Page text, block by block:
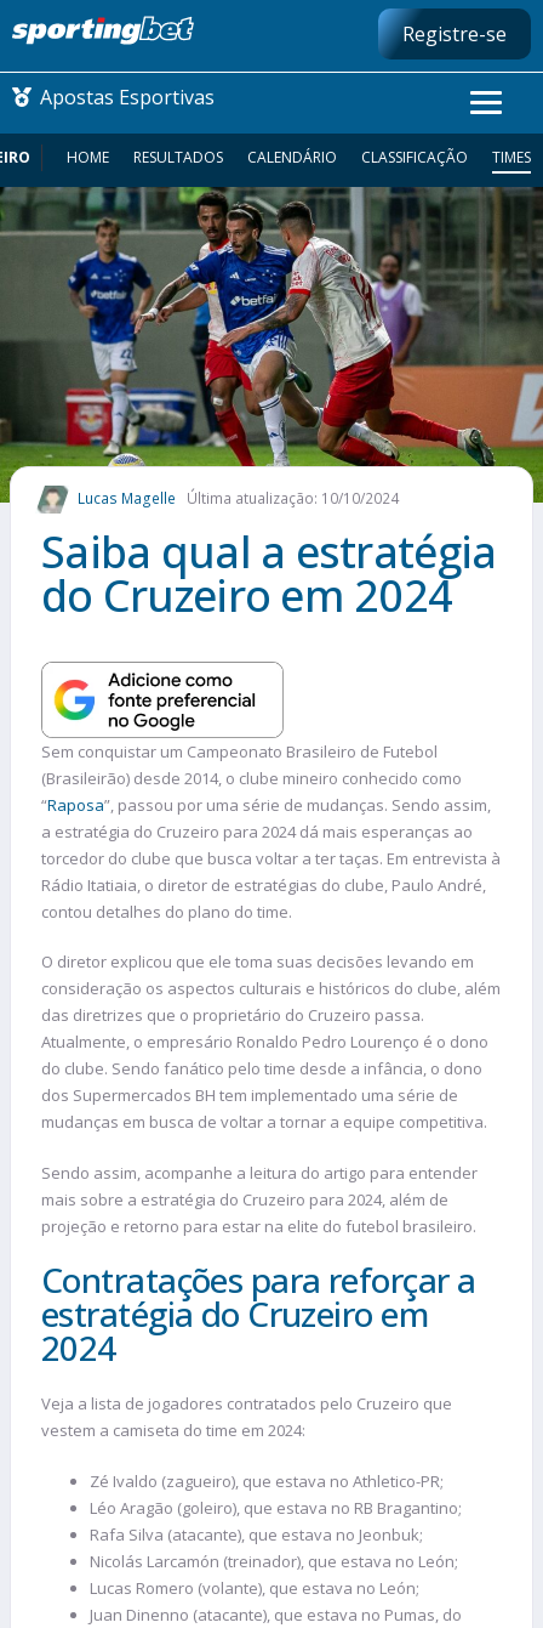
Registre-se
Apostas Esportivas
CONMEBOL LIBERTADORES
FUTEBOL NACIONAL
FUTEBOL INTERNACIONAL
COMO APOSTAR
MAIS ESPORTES
HOME RESULTADOS CALENDÁRIO CLASSIFICAÇÃO TIMES
Lucas Magelle Última atualização: 10/10/2024
Saiba qual a estratégia
do Cruzeiro em 2024
Sem conquistar um Campeonato Brasileiro de Futebol
(Brasileirão) desde 2014, o clube mineiro conhecido como
“Raposa”, passou por uma série de mudanças. Sendo assim,
a estratégia do Cruzeiro para 2024 dá mais esperanças ao
torcedor do clube que busca voltar a ter taças. Em entrevista à
Rádio Itatiaia, o diretor de estratégias do clube, Paulo André,
contou detalhes do plano do time.
O diretor explicou que ele toma suas decisões levando em
consideração os aspectos culturais e históricos do clube, além
das diretrizes que o proprietário do Cruzeiro passa.
Atualmente, o empresário Ronaldo Pedro Lourenço é o dono
do clube. Sendo fanático pelo time desde a infância, o dono
dos Supermercados BH tem implementado uma série de
mudanças em busca de voltar a tornar a equipe competitiva.
Sendo assim, acompanhe a leitura do artigo para entender
mais sobre a estratégia do Cruzeiro para 2024, além de
projeção e retorno para estar na elite do futebol brasileiro.
Contratações para reforçar a
estratégia do Cruzeiro em
2024
Veja a lista de jogadores contratados pelo Cruzeiro que
vestem a camiseta do time em 2024:
Zé Ivaldo (zagueiro), que estava no Athletico-PR;
Léo Aragão (goleiro), que estava no RB Bragantino;
Rafa Silva (atacante), que estava no Jeonbuk;
Nicolás Larcamón (treinador), que estava no León;
Lucas Romero (volante), que estava no León;
Juan Dinenno (atacante), que estava no Pumas, do